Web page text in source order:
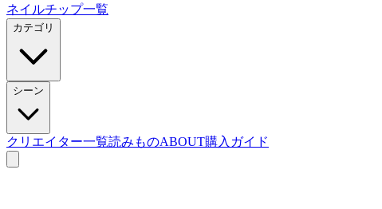
ネイルチップ一覧
カテゴリ
シーン
クリエイター一覧読みものABOUT購入ガイド